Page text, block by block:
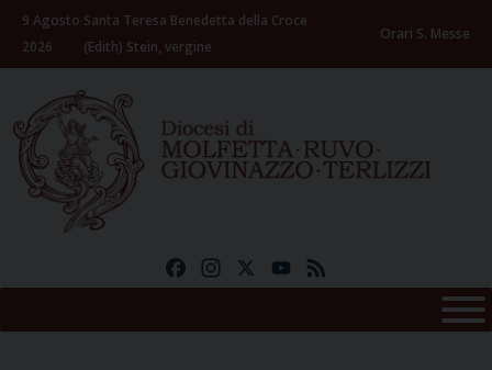
Skip
content
9 Agosto
2026
Santa Teresa Benedetta della Croce
(Edith) Stein, vergine
Orari S. Messe
FacebookInstagramYouTube